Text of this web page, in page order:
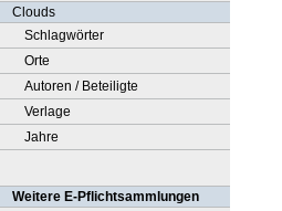
Clouds
Schlagwörter
Orte
Autoren / Beteiligte
Verlage
Jahre
Weitere E-Pflichtsammlungen